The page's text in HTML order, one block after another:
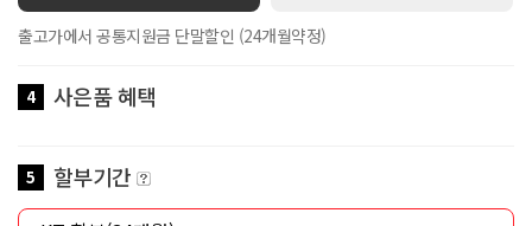
출고가에서 공통지원금 단말할인 (24개월약정)
4 사은품 혜택
5 할부기간